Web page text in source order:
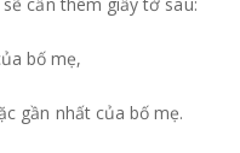
cần thêm giấy tờ sau:
bố mẹ,
gần nhất của bố mẹ.